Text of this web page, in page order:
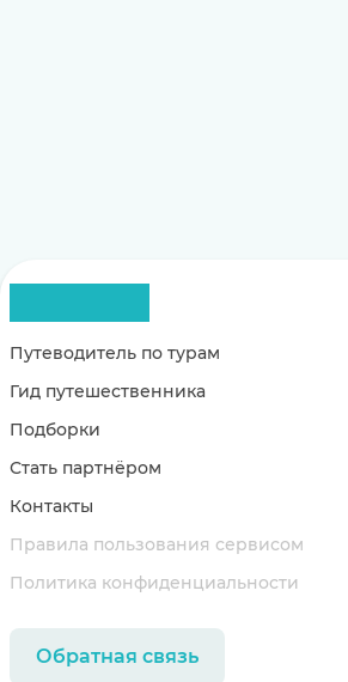
Путеводитель по турам
Гид путешественника
Подборки
Стать партнёром
Контакты
Правила пользования сервисом
Политика конфиденциальности
Обратная связь